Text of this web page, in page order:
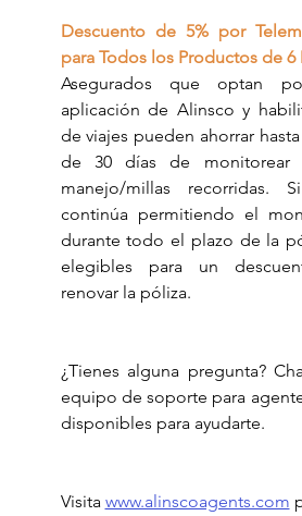
Descuento de 5% por
para Todos los Productos de 6
Asegurados que optan
aplicación de Alinsco y
de viajes pueden ahorrar
de 30 días de monitorear
manejo/millas recorridas.
continúa permitiendo el
durante todo el plazo de la
elegibles para un
renovar la póliza.
¿Tienes alguna pregunta?
equipo de soporte para
disponibles para ayudarte.
Visita www.alinscoagents.com